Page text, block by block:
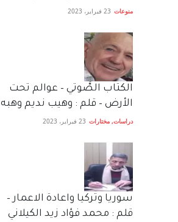
منوعات 23 فبراير، 2023
الكتاب الصَّوتي – عوالم تحت
الأرض – قلم : وهيب نديم وهبه
دراسات, مختارات 23 فبراير، 2023
سوريا وتركيا واعادة الاعمار –
قلم : محمد فؤاد زيد الكيلاني